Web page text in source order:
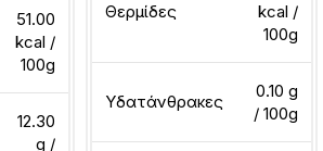
51.00
kcal /
100g
12.30
g /
Θερμίδες
kcal /
100g
Υδατάνθρακες
0.10 g
/ 100g